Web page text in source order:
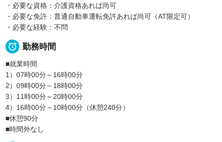
・必要な資格：介護資格あれば尚可
・必要な免許：普通自動車運転免許あれば尚可（AT限定可）
・必要な経験：不問
 勤務時間
■就業時間
1）07時00分～16時00分
2）09時00分～18時00分
3）11時00分～20時00分
4）16時00分～10時00分（休憩240分）
■休憩90分
■時間外なし